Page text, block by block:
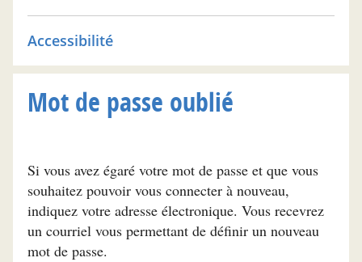
Accessibilité
Mot de passe oublié
Si vous avez égaré votre mot de passe et que vous
souhaitez pouvoir vous connecter à nouveau,
indiquez votre adresse électronique. Vous recevrez
un courriel vous permettant de définir un nouveau
mot de passe.